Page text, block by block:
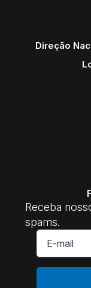
Direção
Receba
spams.
E-
mail
*